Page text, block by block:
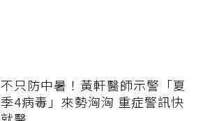
不只防中暑！黃軒醫師示警「夏
季4病毒」來勢洶洶 重症警訊快